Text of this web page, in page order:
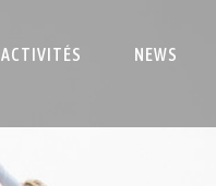
ACTIVITÉS NEWS